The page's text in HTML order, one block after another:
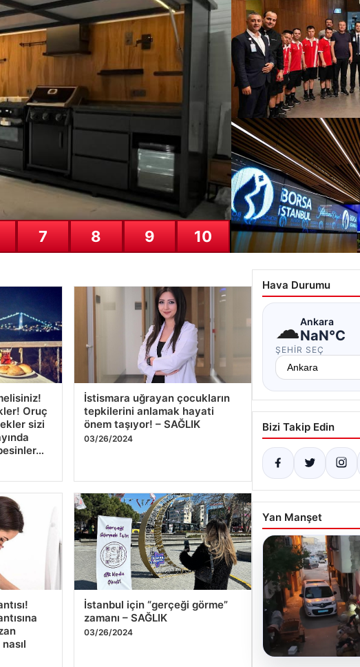
Uyuşturucu Operasyonu
ile mücadele çalışmaları kapsamında, İçişleri Bakanlığı önemli bir
7 8 9 10
Down Futsal Milli
Amerika’ya Uçuşunu
26.07.2026 10:58
Yatırım araçlarının
sizi
İstismara uğrayan çocukların
tepkilerini anlamak hayati
önem taşıyor! – SAĞLIK
03/26/2024
İstanbul için “gerçeği görme”
zamanı – SAĞLIK
03/26/2024
☁Ankara
NaN°C
ŞEHIR SEÇ
06.08.2026